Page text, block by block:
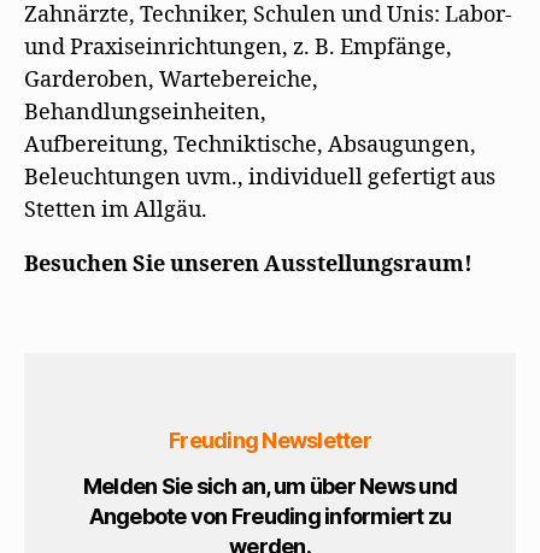
Zahnärzte, Techniker, Schulen und Unis: Labor-
und Praxiseinrichtungen, z. B. Empfänge,
Garderoben, Wartebereiche,
Behandlungseinheiten,
Aufbereitung, Techniktische, Absaugungen,
Beleuchtungen uvm., individuell gefertigt aus
Stetten im Allgäu.
Besuchen Sie unseren Ausstellungsraum!
Freuding Newsletter
Melden Sie sich an, um über News und
Angebote von Freuding informiert zu
werden.